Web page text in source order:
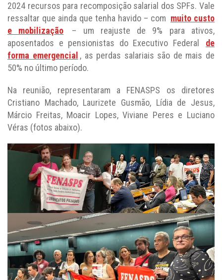
2024 recursos para recomposição salarial dos SPFs. Vale
ressaltar que ainda que tenha havido – com muito custo
e mobilização
– um reajuste de 9% para ativos,
aposentados e pensionistas do Executivo Federal
de
forma emergencial , as perdas salariais são de mais de
50% no último período.
Na reunião, representaram a FENASPS os diretores
Cristiano Machado, Laurizete Gusmão, Lídia de Jesus,
Márcio Freitas, Moacir Lopes, Viviane Peres e Luciano
Véras (fotos abaixo).